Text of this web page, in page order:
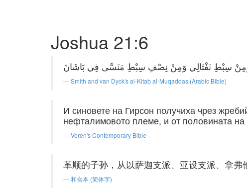
Joshua 21:6
Smith and van Dyck's al-Kitab al-Muqaddas (Arabic Bible)
И синовете на Гирсон получиха чрез
нефталимовото племе, и от половината
Veren's Contemporary Bible
革顺的子孙，从以萨迦支派、亚设支派、拿弗
和合本 (简体字)